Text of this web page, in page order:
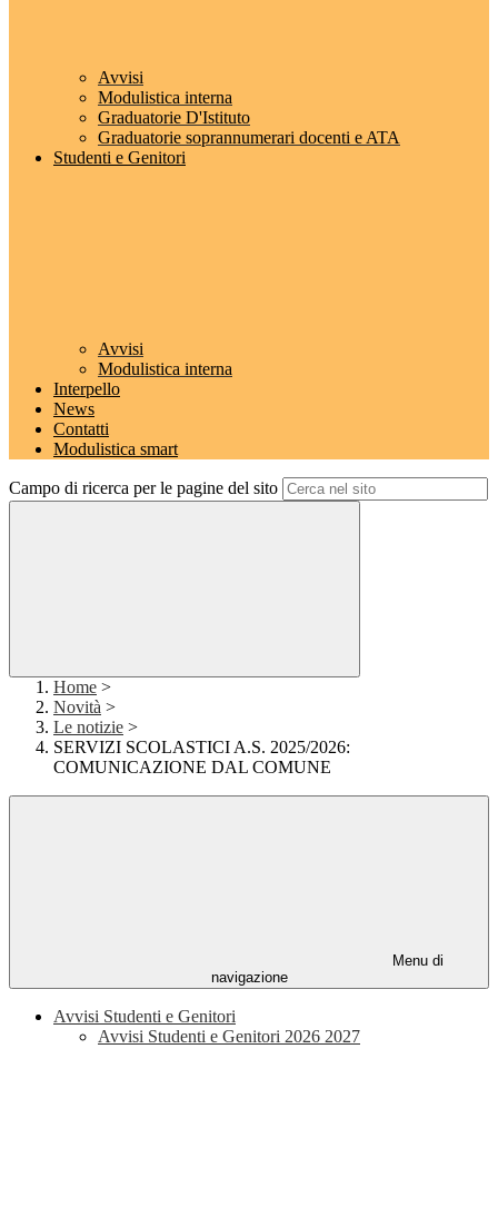
Avvisi
Modulistica interna
Graduatorie D'Istituto
Graduatorie soprannumerari docenti e ATA
Studenti e Genitori
Avvisi
Modulistica interna
Interpello
News
Contatti
Modulistica smart
Campo di ricerca per le pagine del sito
Home >
Novità >
Le notizie >
SERVIZI SCOLASTICI A.S. 2025/2026:
COMUNICAZIONE DAL COMUNE
Menu di
navigazione
Avvisi Studenti e Genitori
Avvisi Studenti e Genitori 2026 2027